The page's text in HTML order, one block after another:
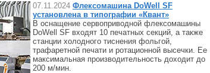
07.11.2024 Флексомашина DoWell SF
установлена в типографии «Квант»
В оснащение сервоприводной флексомашины
DoWell SF входят 10 печатных секций, а также
станции холодного тиснения фольгой,
трафаретной печати и ротационной высечки. Ее
максимальная производительность доходит до
200 м/мин.